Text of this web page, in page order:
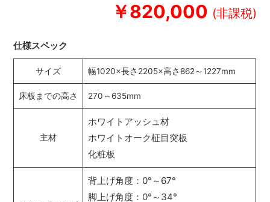
￥820,000
仕様スペック
サイズ 幅1020×長さ2205×高さ862～1227mm
床板までの高さ 270～635mm
主材
ホワイトアッシュ材
ホワイトオーク柾目突板
化粧板
背上げ角度：0°～67°
脚上げ角度：0°～34°